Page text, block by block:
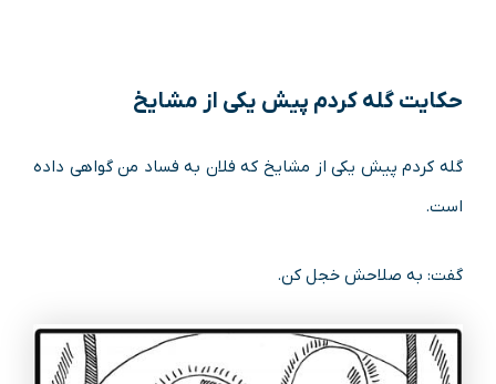
حکایت گله کردم پیش یکی از مشایخ
گله کردم پیش یکی از مشایخ که فلان به فساد من گواهی داده
است.
گفت: به صلاحش خجل کن.